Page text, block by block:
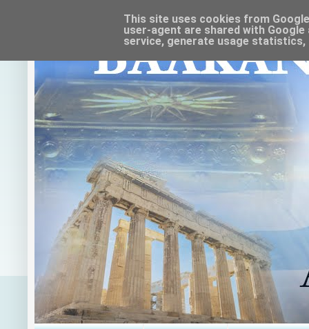
This site uses cookies from
user-agent are shared with
service, generate usage statistics,